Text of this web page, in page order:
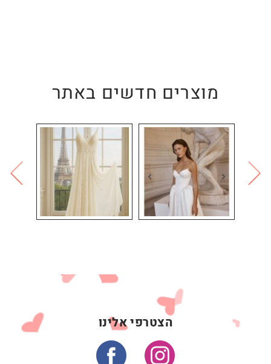
מוצרים חדשים באתר
הצטרפי אלינו